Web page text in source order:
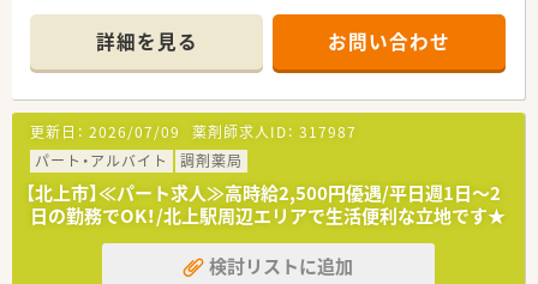
■代表も薬剤師で現場の意見を大事にしている会社です。
■風通しも良く、改善を含めた意見も発信しやすい環境づくりを
されている会社です。
■クリニック門前がメインで出店されている会社で、ドクターと
の関係性も良好です。
詳細を見る お問い合わせ
更新日： 2026/07/09 薬剤師求人ID： 317987
パート・アルバイト
調剤薬局
【北上市】≪パート求人≫高時給2,500円優遇/平日週1日～2
日の勤務でOK！/北上駅周辺エリアで生活便利な立地です★
検討リストに追加